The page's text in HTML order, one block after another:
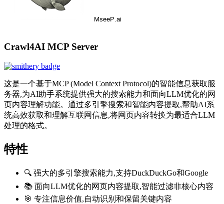
Crawl4AI MCP Server
这是一个基于MCP (Model Context Protocol)的智能信息获取服
务器,为AI助手系统提供强大的搜索能力和面向LLM优化的网
页内容理解功能。通过多引擎搜索和智能内容提取,帮助AI系
统高效获取和理解互联网信息,将网页内容转换为最适合LLM
处理的格式。
特性
🔍 强大的多引擎搜索能力,支持DuckDuckGo和Google
📚 面向LLM优化的网页内容提取,智能过滤非核心内容
🎯 专注信息价值,自动识别和保留关键内容